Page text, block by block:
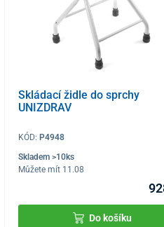
Skládací židle do sprchy
UNIZDRAV
KÓD:P4948
Skladem >10ks
Můžete mít 11.08
Do košíku